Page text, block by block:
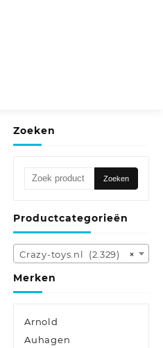
Zoeken
Zoeken
Zoeken
Productcategorieën
×
Crazy-toys.nl (2.329)
Merken
Arnold
Auhagen